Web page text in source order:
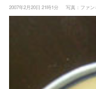
2007年2月20日 21時1分 写真：ファン